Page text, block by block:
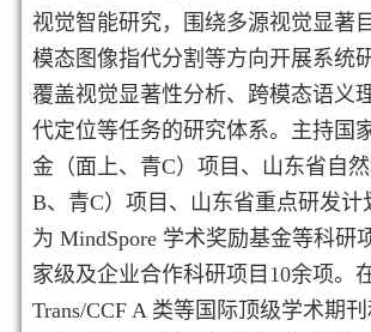
视觉智能研究，围绕多源视觉显著
模态图像指代分割等方向开展系统
覆盖视觉显著性分析、跨模态语义
代定位等任务的研究体系。主持国
金（面上、青C）项目、山东省自
B、青C）项目、山东省重点研发计
为 MindSpore 学术奖励基金等科研
家级及企业合作科研项目10余项。
Trans/CCF A 类等国际顶级学术期